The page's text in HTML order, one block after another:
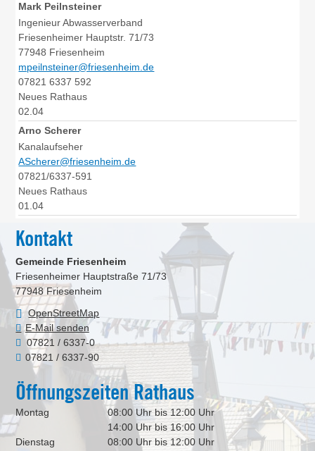
Mark Peilnsteiner
Ingenieur Abwasserverband
Friesenheimer Hauptstr. 71/73
77948 Friesenheim
mpeilnsteiner@friesenheim.de
07821 6337 592
Neues Rathaus
02.04
Arno Scherer
Kanalaufseher
AScherer@friesenheim.de
07821/6337-591
Neues Rathaus
01.04
Kontakt
Gemeinde Friesenheim
Friesenheimer Hauptstraße 71/73
77948 Friesenheim
OpenStreetMap
E-Mail senden
07821 / 6337-0
07821 / 6337-90
Öffnungszeiten Rathaus
Montag
08:00 Uhr bis 12:00 Uhr
14:00 Uhr bis 16:00 Uhr
Dienstag
08:00 Uhr bis 12:00 Uhr